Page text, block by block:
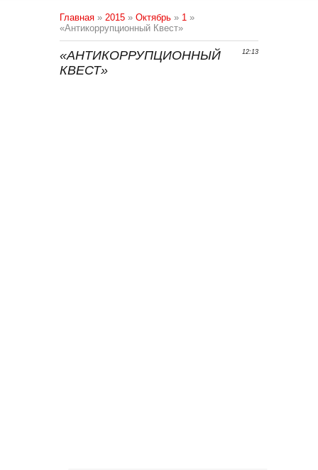
Главная » 2015 » Октябрь » 1 »
«Антикоррупционный Квест»
12:13
«АНТИКОРРУПЦИОННЫЙ
КВЕСТ»